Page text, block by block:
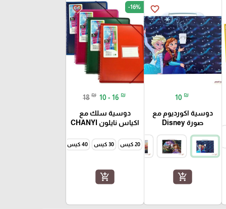
favorite_border
10 ₪
دوسية اكورديوم مع
صورة Disney
add_shopping_cart
favorite_border -16%
18 ₪ 10 - 16 ₪
دوسية سلك مع
اكياس نايلون CHANYI
20 كيس 30 كيس 40 كيس
add_shopping_cart